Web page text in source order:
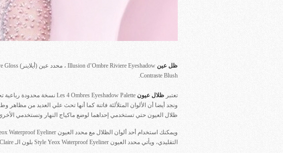
ظل عين
Contraste Blush.
تعتبر ظلال عيون
ونجد أيضا أن الألوان المتلألئة فاتنة كما أنها تحث علي العديد من مظاهر
ظلال العيون حتي تستخدمي إحداهما لوضع ماكياج النهار وتستخدمي
التقليدي، ويأتي محدد العيون Style Yeox Waterproof Eyeliner بلون الـ Beige Claire.